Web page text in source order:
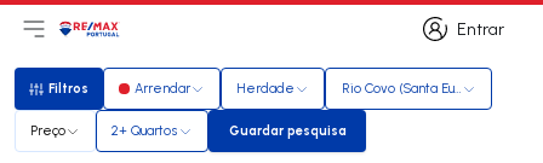
Entrar
Entrar
Abri menu principal
LogoIr para página inicial
Filtros
Filtros Arrendar Herdade Rio Covo (Santa Eugénia)
Preço 2+ Quartos Guardar pesquisa
Guardar pesquisa